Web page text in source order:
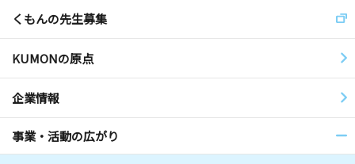
くもんの先生募集
KUMONの原点
企業情報
事業・活動の広がり